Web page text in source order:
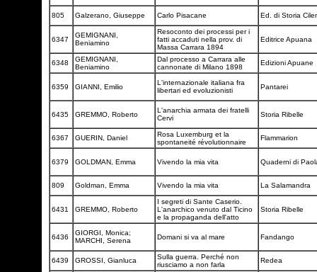
805 Galzerano, Giuseppe Carlo Pisacane Ed. di Storia
6347
GEMIGNANI,
Beniamino
Resoconto dei processi per i
fatti accaduti nella prov. di
Massa Carrara 1894
Editrice Apuana
6348
GEMIGNANI,
Beniamino
Dal processo a Carrara alle
cannonate di Milano 1898
Edizioni Apuane
6359 GIANNI, Emilio
L'internazionale italiana fra
libertari ed evoluzionisti
Pantarei
6435 GREMMO, Roberto
L'anarchia armata dei fratelli
Cervi
Storia Ribelle
6367 GUERIN, Daniel
Rosa Luxemburg et la
spontaneité révolutionnaire
Flammarion
6379 GOLDMAN, Emma Vivendo la mia vita Quaderni di
809 Goldman, Emma Vivendo la mia vita La Salamandra
6431 GREMMO, Roberto
I segreti di Sante Caserio.
L'anarchico venuto dal Ticino
e la propaganda dell'atto
Storia Ribelle
6436
GIORGI, Monica;
MARCHI, Serena
Domani si va al mare Fandango
6439 GROSSI, Gianluca
Sulla guerra. Perché non
riusciamo a non farla
Redea